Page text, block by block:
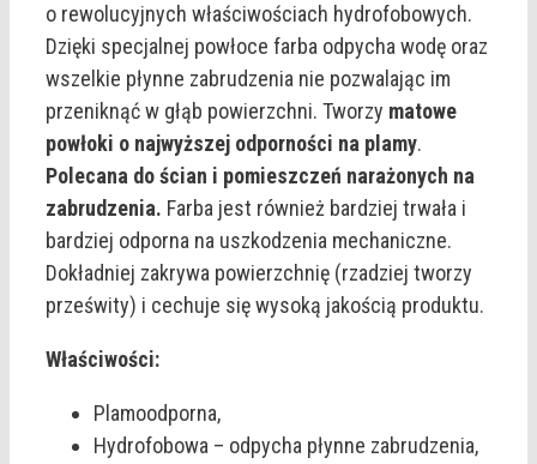
o rewolucyjnych właściwościach hydrofobowych.
Dzięki specjalnej powłoce farba odpycha wodę oraz
wszelkie płynne zabrudzenia nie pozwalając im
przeniknąć w głąb powierzchni. Tworzy matowe
powłoki o najwyższej odporności na plamy.
Polecana do ścian i pomieszczeń narażonych na
zabrudzenia. Farba jest również bardziej trwała i
bardziej odporna na uszkodzenia mechaniczne.
Dokładniej zakrywa powierzchnię (rzadziej tworzy
prześwity) i cechuje się wysoką jakością produktu.
Właściwości:
Plamoodporna,
Hydrofobowa – odpycha płynne zabrudzenia,